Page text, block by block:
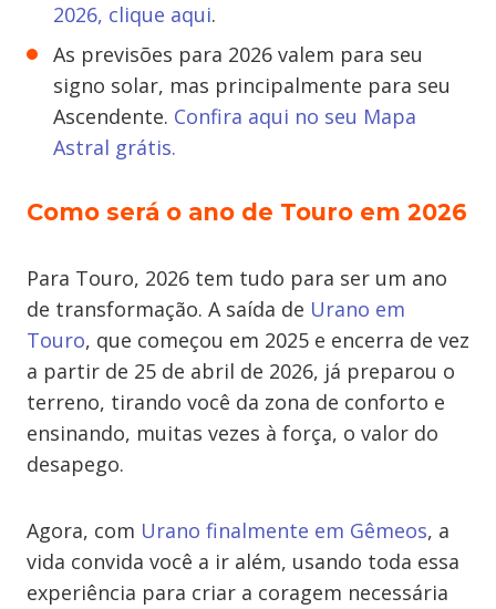
2026, clique aqui.
As previsões para 2026 valem para seu
signo solar, mas principalmente para seu
Ascendente. Confira aqui no seu Mapa
Astral grátis.
Como será o ano de Touro em 2026
Para Touro, 2026 tem tudo para ser um ano
de transformação. A saída de Urano em
Touro, que começou em 2025 e encerra de vez
a partir de 25 de abril de 2026, já preparou o
terreno, tirando você da zona de conforto e
ensinando, muitas vezes à força, o valor do
desapego.
Agora, com Urano finalmente em Gêmeos, a
vida convida você a ir além, usando toda essa
experiência para criar a coragem necessária